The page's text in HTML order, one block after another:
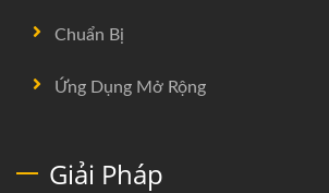
Chuẩn Bị
Ứng Dụng Mở Rộng
Giải Pháp